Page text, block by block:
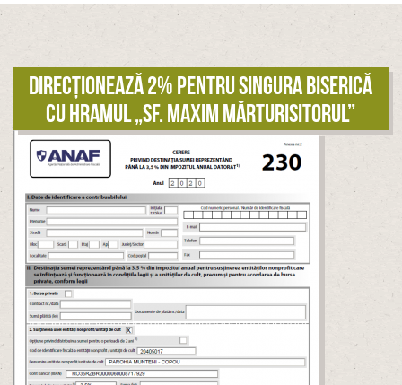
Direcționează 2% pentru singura biserică
cu hramul „Sf. Maxim Mărturisitorul”